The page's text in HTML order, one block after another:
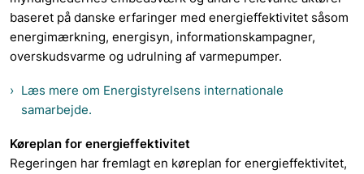
baseret på danske erfaringer med energieffektivitet såsom
energimærkning, energisyn, informationskampagner,
overskudsvarme og udrulning af varmepumper.
Læs mere om Energistyrelsens internationale
samarbejde.
Køreplan for energieffektivitet
Regeringen har fremlagt en køreplan for energieffektivitet,